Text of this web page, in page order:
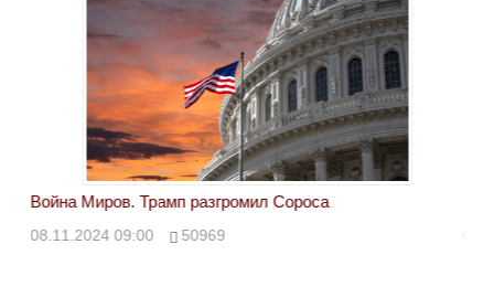
Война Миров. Трамп разгромил Сороса
08.11.2024 09:00 50969